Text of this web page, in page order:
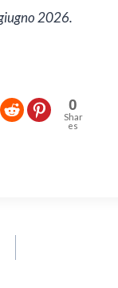
2026.
0
Shar
es